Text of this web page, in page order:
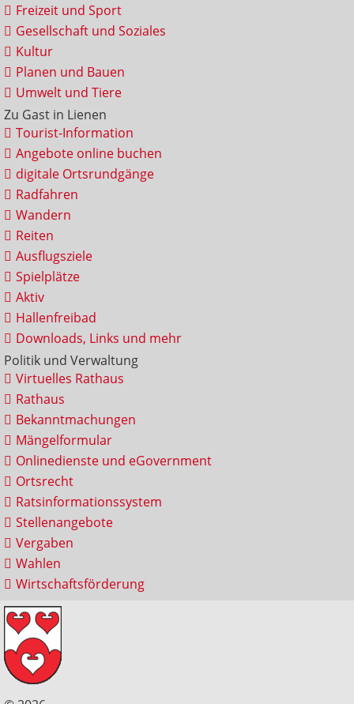
Freizeit und Sport
Gesellschaft und Soziales
Kultur
Planen und Bauen
Umwelt und Tiere
Zu Gast in Lienen
Tourist-Information
Angebote online buchen
digitale Ortsrundgänge
Radfahren
Wandern
Reiten
Ausflugsziele
Spielplätze
Aktiv
Hallenfreibad
Downloads, Links und mehr
Politik und Verwaltung
Virtuelles Rathaus
Rathaus
Bekanntmachungen
Mängelformular
Onlinedienste und eGovernment
Ortsrecht
Ratsinformationssystem
Stellenangebote
Vergaben
Wahlen
Wirtschaftsförderung